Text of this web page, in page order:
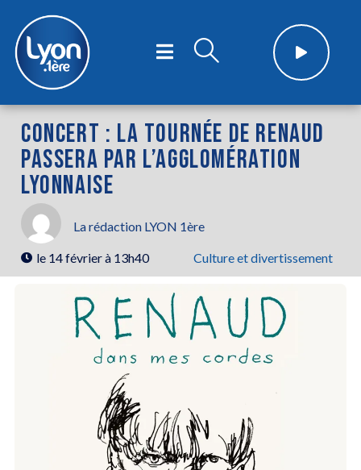
CONCERT : LA TOURNÉE DE RENAUD
PASSERA PAR L’AGGLOMÉRATION
LYONNAISE
La rédaction LYON 1ère
le 14 février à 13h40 Culture et divertissement